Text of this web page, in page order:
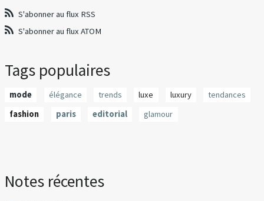
S'abonner au flux RSS
S'abonner au flux ATOM
Tags populaires
mode élégance trends luxe luxury
tendances
fashion
paris editorial glamour
Notes récentes